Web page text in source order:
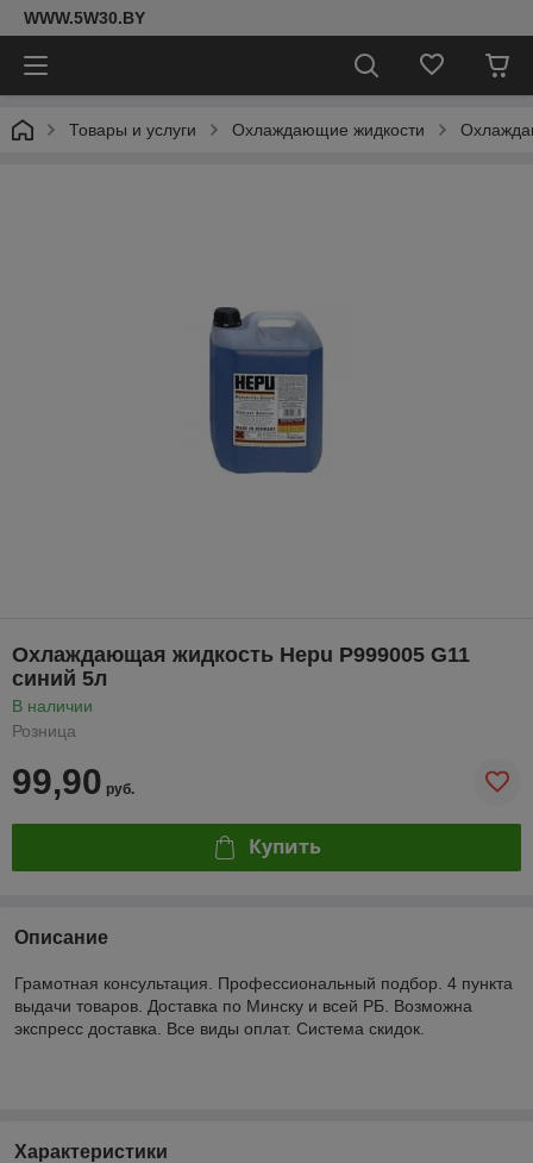
WWW.5W30.BY
Товары и услуги Охлаждающие жидкости
Охлаждающая жидкость Hepu P999005 G11
синий 5л
В наличии
Розница
99,90 руб.
Купить
Описание
Грамотная консультация. Профессиональный подбор. 4 пункта
выдачи товаров. Доставка по Минску и всей РБ. Возможна
экспресс доставка. Все виды оплат. Система скидок.
Характеристики